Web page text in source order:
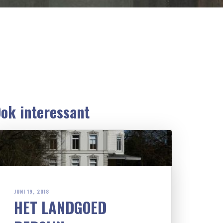
interessant
JUNI 19, 2018
HET LANDGOED